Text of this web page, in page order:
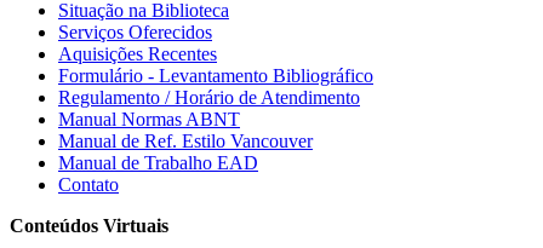
Situação na Biblioteca
Serviços Oferecidos
Aquisições Recentes
Formulário - Levantamento Bibliográfico
Regulamento / Horário de Atendimento
Manual Normas ABNT
Manual de Ref. Estilo Vancouver
Manual de Trabalho EAD
Contato
Conteúdos Virtuais